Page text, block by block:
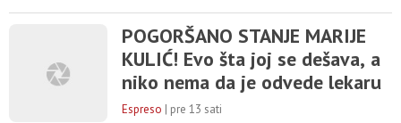
je objavila na svom instagram nalogu odiše
mediteranskim šarmom i letnjom
elegancijom. Samouverena poza, osmeh i
prepoznatljiva raskošna kovrdžava kosa
dodatno su istakli njenu
POGORŠANO STANJE MARIJE
KULIĆ! Evo šta joj se dešava, a
niko nema da je odvede lekaru
Espreso | pre 13 sati